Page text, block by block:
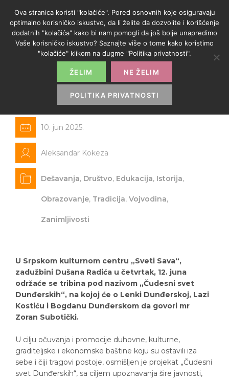
Čudesni svet Dunđerskih u
četvrtak u SKC „Sveti Sava“
10. jun 2025.
Aleksandar Kokeza
Dešavanja, Društvo, Edukacija, Istorija,
Obrazovanje, Tradicija, Vojvodina,
Zanimljivosti
U Srpskom kulturnom centru „Sveti Sava“,
zadužbini Dušana Radića u četvrtak, 12. juna
održaće se tribina pod nazivom „Čudesni svet
Dunđerskih“, na kojoj će o Lenki Dunđerskoj, Lazi
Kostiću i Bogdanu Dunđerskom da govori mr
Zoran Subotički.
U cilju očuvanja i promocije duhovne, kulturne,
graditeljske i ekonomske baštine koju su ostavili iza
sebe i čiji tragovi postoje, osmišljen je projekat „Čudesni
svet Dunđerskih“, sa ciljem upoznavanja šire javnosti,
Ova stranica koristi "kolačiće". Pored osnovnih koje osiguravaju
optimalno korisničko iskustvo, da li želite da dozvolite i korišćenje
dodatnih "kolačića" kako bi nam pomogli da još bolje unapredimo
Vaše korisničko iskustvo? Saznajte više o tome kako koristimo
"kolačiće" klikom na dugme "Politika privatnosti".
ŽELIM NE ŽELIM
POLITIKA PRIVATNOSTI